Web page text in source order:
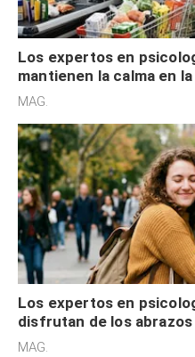
Los expertos en
mantienen la calma en
cognitiva, gratitud y no
MAG.
Los expertos en
disfrutan de los
sensibilidad a los
MAG.